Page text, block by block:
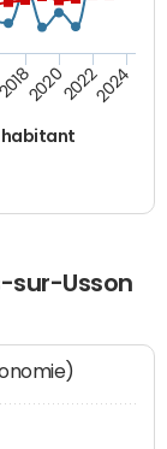
habitant
2018202020222024
sur-Usson